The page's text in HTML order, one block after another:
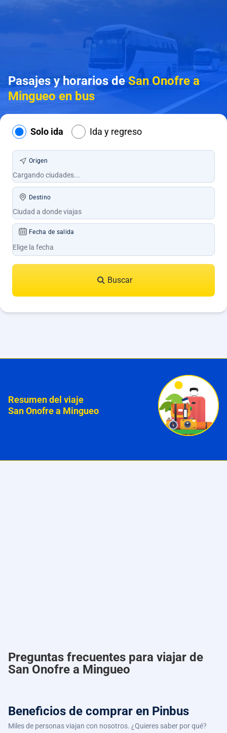
Pasajes y horarios deSan Onofre a
Mingueo en bus
Solo ida Ida y regreso
Origen
Destino
Fecha de salida
Buscar
Resumen del viaje
San Onofre a Mingueo
Preguntas frecuentes para viajar de
San Onofre a Mingueo
Beneficios de comprar en Pinbus
Miles de personas viajan con nosotros. ¿Quieres saber por qué?